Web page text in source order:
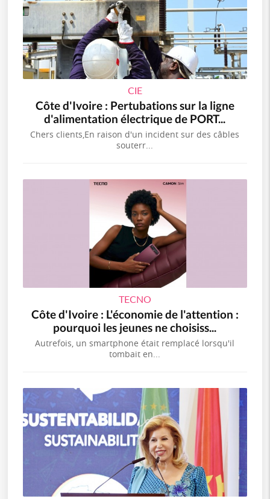
CIE
Côte d'Ivoire : Pertubations sur la ligne
d'alimentation électrique de PORT...
Chers clients,En raison d'un incident sur des câbles
souterr...
TECNO
Côte d'Ivoire : L'économie de l'attention :
pourquoi les jeunes ne choisiss...
Autrefois, un smartphone était remplacé lorsqu'il
tombait en...